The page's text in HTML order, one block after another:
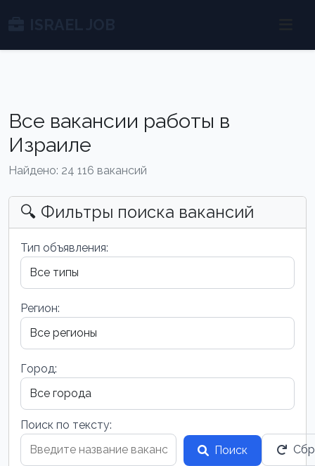
Все вакансии работы в
Израиле
Найдено: 24 116 вакансий
🔍 Фильтры поиска вакансий
Тип объявления:
Регион:
Город:
Поиск по тексту:
Поиск